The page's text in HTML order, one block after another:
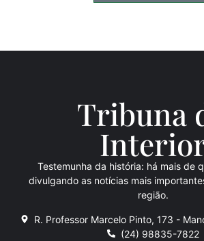
Tribuna
Interio
Testemunha da história: há mais de
divulgando as notícias mais
região.
R. Professor Marcelo Pinto, 173 -
(24) 98835-7822